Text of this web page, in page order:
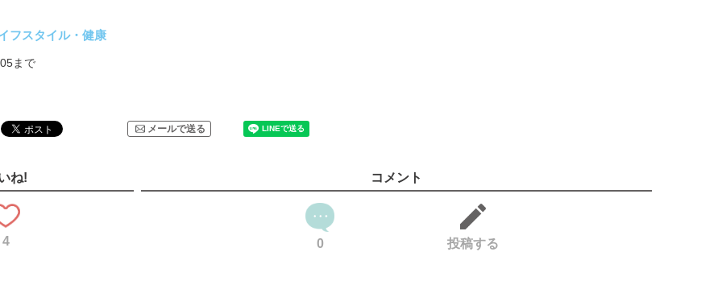
フスタイル・健康
まで
メールで送る
ね!
4
コメント
0 投稿する